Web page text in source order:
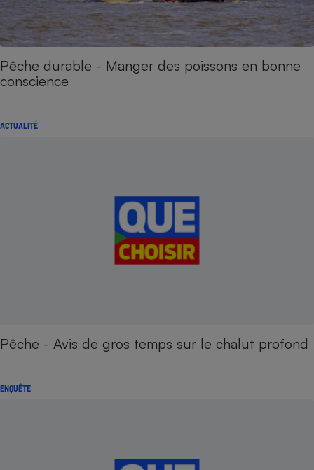
Pêche durable - Manger des poissons en bonne
conscience
ACTUALITÉ
Pêche - Avis de gros temps sur le chalut profond
ENQUÊTE